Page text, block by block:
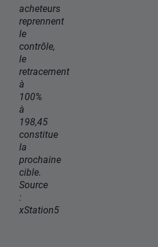
acheteurs
reprennent
le
contrôle,
le
retracement
à
100%
à
198,45
constitue
la
prochaine
cible.
Source
:
xStation5